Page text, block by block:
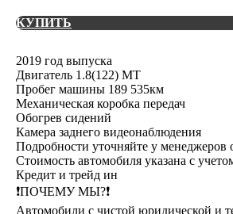
КУПИТЬ
2019 год выпуска
Двигатель 1.8(122) МТ
Пробег машины 189 535км
Механическая коробка передач
Обогрев сидений
Камера заднего видеонаблюдения
Подробности уточняйте у менеджеров
Стоимость автомобиля указана с
Кредит и трейд ин
❗️ПОЧЕМУ МЫ?❗️
Автомобили с чистой юридической и